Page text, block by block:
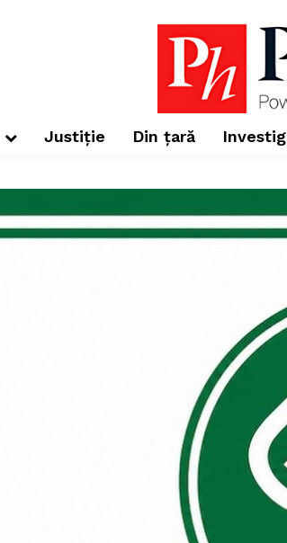
Justiție Din țară